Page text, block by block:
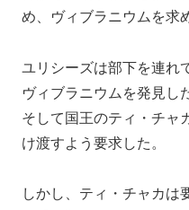
め、ヴィブラニウムを求
ユリシーズは部下を連れ
ヴィブラニウムを発見し
そして国王のティ・チャ
け渡すよう要求した。
しかし、ティ・チャカは